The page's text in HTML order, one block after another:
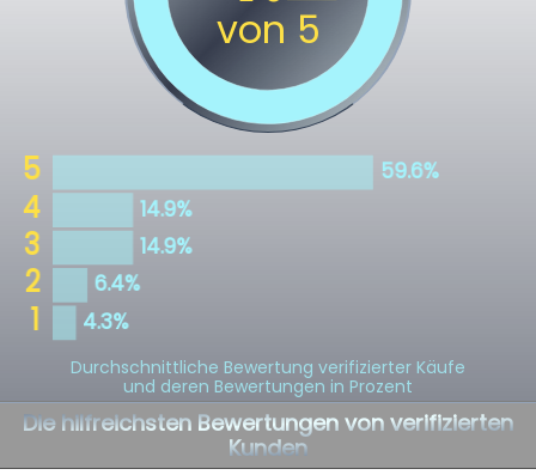
Durchschnittliche Bewertung verifizierter Käufe
und deren Bewertungen in Prozent
Die hilfreichsten Bewertungen von verifizierten
Kunden